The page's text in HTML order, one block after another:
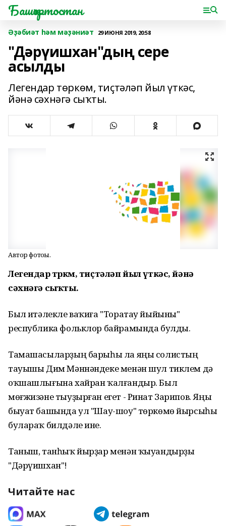
Башҡортостан
Әҙәбиәт һәм мәҙәниәт 29 ИЮНЯ 2019, 20:58
"Дәрүишхан"дың сере
асылды
Легендар төркөм, тиҫтәләп йыл үткәс,
йәнә сәхнәгә сыҡты.
Автор фотоһы.
Легендар төркөм, тиҫтәләп йыл үткәс, йәнә
сәхнәгә сыҡты.
Был иҫтәлекле ваҡиға "Торатау йыйыны"
республика фольклор байрамында булды.
Тамашасыларҙың барыһы ла яңы солистың
тауышы Дим Мәннәндеке менән шул тиклем дә
оҡшашлығына хайран ҡалғандыр. Был
мөғжизәне тыуҙырған егет - Ринат Зарипов. Яңы
быуат башында ул "Шау-шоу" төркөмө йырсыһы
булараҡ билдәле ине.
Таныш, танһыҡ йырҙар менән ҡыуандырҙы
"Дәрүишхан"!
Читайте нас